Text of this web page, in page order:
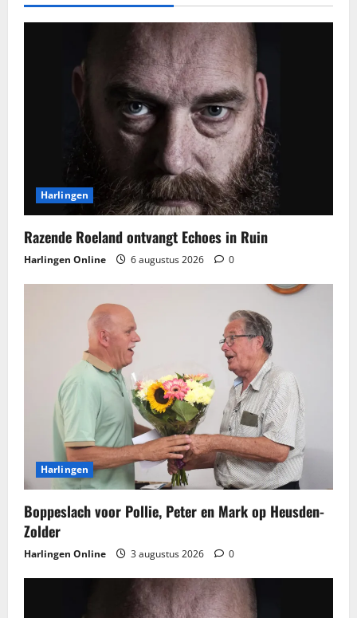
Harlingen
Razende Roeland ontvangt Echoes in Ruin
Harlingen Online 6 augustus 2026 0
Harlingen
Boppeslach voor Pollie, Peter en Mark op Heusden-
Zolder
Harlingen Online 3 augustus 2026 0